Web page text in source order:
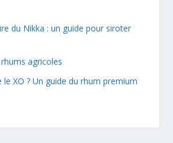
du Nikka : un guide pour siroter
agricoles
le XO ? Un guide du rhum premium